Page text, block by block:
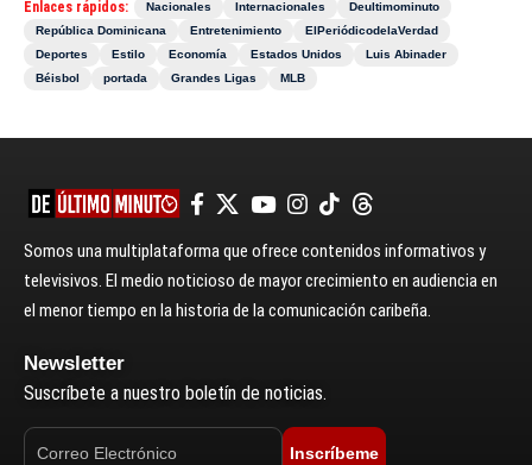
Enlaces rápidos: Nacionales Internacionales
Deultimominuto
República Dominicana
Entretenimiento
ElPeriódicodelaVerdad
Deportes
Estilo Economía Estados Unidos
Luis Abinader
Béisbol
portada Grandes Ligas MLB
Somos una multiplataforma que ofrece contenidos informativos y
televisivos. El medio noticioso de mayor crecimiento en audiencia en
el menor tiempo en la historia de la comunicación caribeña.
Newsletter
Suscríbete a nuestro boletín de noticias.
Inscríbeme